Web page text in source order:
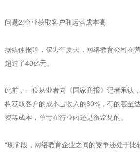
问题2:企业获取客户和运营成本高
据媒体报道，仅去年夏天，网络教育公司在
超过了40亿元。
此前，一位从业者向《国家商报》记者承认
构获取客户的成本占收入的60%，有的甚至
资等成本，单亏在行业内还是很常见的。
“现阶段，网络教育企业之间的竞争还处于